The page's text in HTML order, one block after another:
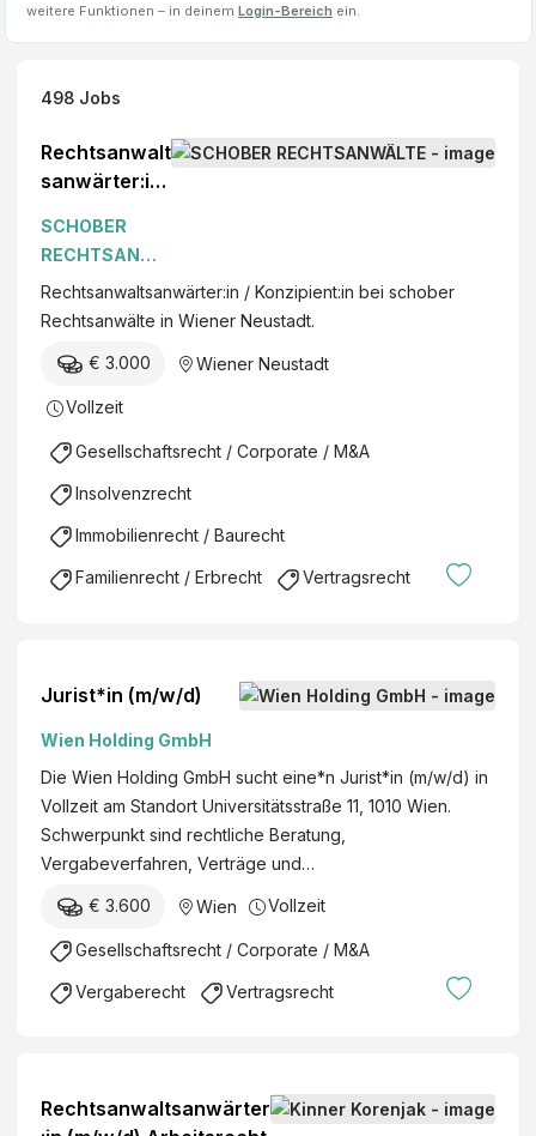
weitere Funktionen – in deinem Login-Bereich ein.
498 Jobs
Rechtsanwalt
sanwärter:in
Konzipient:in
SCHOBER
RECHTSANWÄ
LTE
Rechtsanwaltsanwärter:in / Konzipient:in bei schober
Rechtsanwälte in Wiener Neustadt.
€ 3.000 Wiener Neustadt
Vollzeit
Gesellschaftsrecht / Corporate / M&A
Insolvenzrecht
Immobilienrecht / Baurecht
Familienrecht / Erbrecht Vertragsrecht
Jurist*in (m/w/d)
Wien Holding GmbH
Die Wien Holding GmbH sucht eine*n Jurist*in (m/w/d) in
Vollzeit am Standort Universitätsstraße 11, 1010 Wien.
Schwerpunkt sind rechtliche Beratung,
Vergabeverfahren, Verträge und…
€ 3.600 Wien Vollzeit
Gesellschaftsrecht / Corporate / M&A
Vergaberecht Vertragsrecht
Rechtsanwaltsanwärter